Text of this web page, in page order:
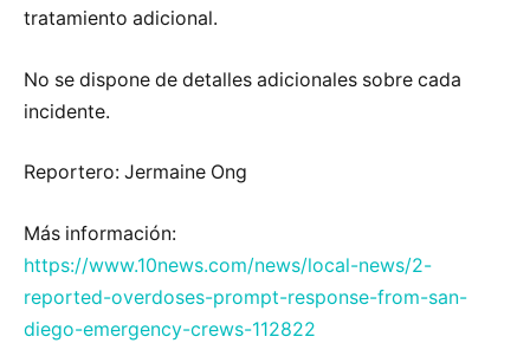
tratamiento adicional.
No se dispone de detalles adicionales sobre cada
incidente.
Reportero: Jermaine Ong
Más información:
https://www.10news.com/news/local-news/2-
reported-overdoses-prompt-response-from-san-
diego-emergency-crews-112822